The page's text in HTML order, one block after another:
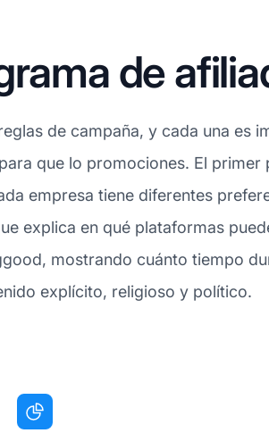
de
de campaña, y cada una es
que lo promociones. El
empresa tiene diferentes
explica en qué plataformas
mostrando cuánto tiempo
explícito, religioso y político.